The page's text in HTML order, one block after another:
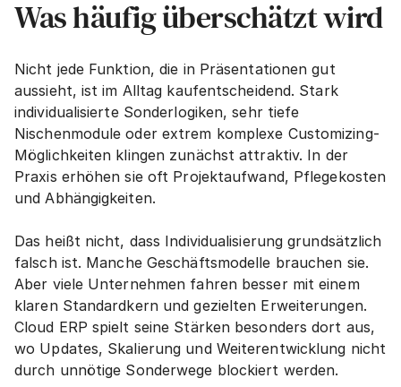
Was häufig überschätzt wird
Nicht jede Funktion, die in Präsentationen gut
aussieht, ist im Alltag kaufentscheidend. Stark
individualisierte Sonderlogiken, sehr tiefe
Nischenmodule oder extrem komplexe Customizing-
Möglichkeiten klingen zunächst attraktiv. In der
Praxis erhöhen sie oft Projektaufwand, Pflegekosten
und Abhängigkeiten.
Das heißt nicht, dass Individualisierung grundsätzlich
falsch ist. Manche Geschäftsmodelle brauchen sie.
Aber viele Unternehmen fahren besser mit einem
klaren Standardkern und gezielten Erweiterungen.
Cloud ERP spielt seine Stärken besonders dort aus,
wo Updates, Skalierung und Weiterentwicklung nicht
durch unnötige Sonderwege blockiert werden.